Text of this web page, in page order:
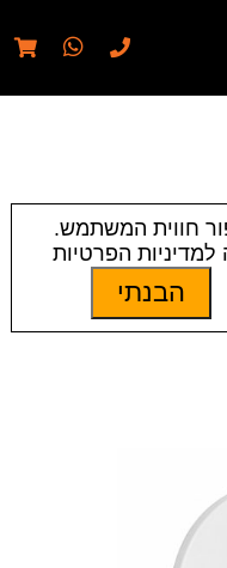
// elementor template
חווית המשתמש.
הפרטיות
הבנתי